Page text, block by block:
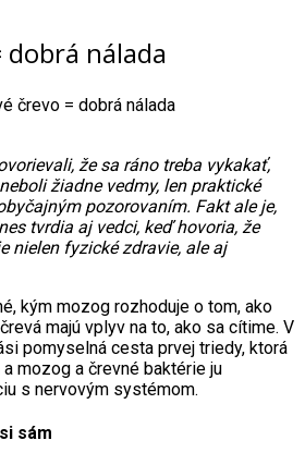
dobrá nálada
črevo = dobrá nálada
že sa ráno treba vykakať,
žiadne vedmy, len praktické
pozorovaním. Fakt ale je,
tvrdia aj vedci, keď hovoria, že
nielen fyzické zdravie, ale aj
kým mozog rozhoduje o tom, ako
majú vplyv na to, ako sa cítime. V
pomyselná cesta prvej triedy, ktorá
mozog a črevné baktérie ju
s nervovým systémom.
sám